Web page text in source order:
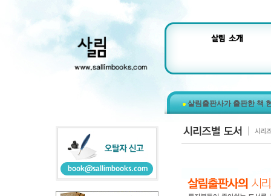
살림출판사가 출판한 책